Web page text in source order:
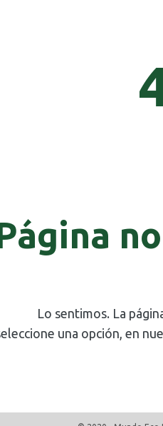
Lo sentimos. La
una opción, en